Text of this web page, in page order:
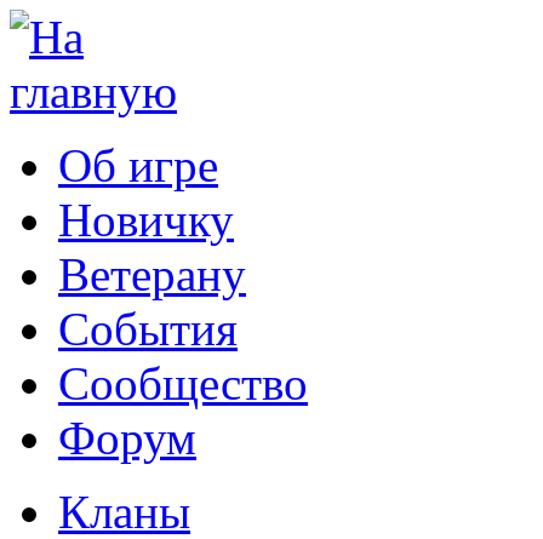
Об игре
Новичку
Ветерану
События
Сообщество
Форум
Кланы